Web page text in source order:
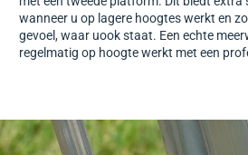
wanneer u op lagere hoogtes werkt en
gevoel, waar uook staat. Een echte
regelmatig op hoogte werkt met een